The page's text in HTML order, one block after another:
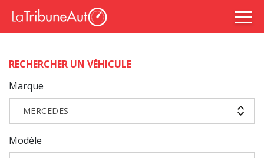
RECHERCHER UN VÉHICULE
Marque
MERCEDES
Modèle